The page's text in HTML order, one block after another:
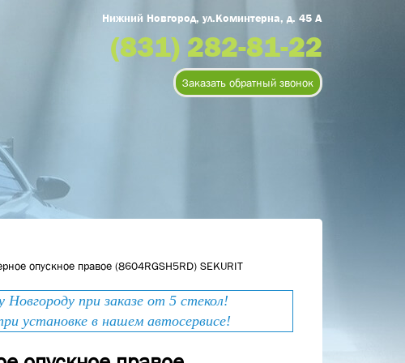
Нижний Новгород, ул.Коминтерна, д. 45 А
(831) 282-81-22
Заказать обратный звонок
опускное правое (8604RGSH5RD) SEKURIT
при заказе от 5 стекол!
установке в нашем автосервисе!